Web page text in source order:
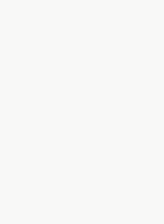
и из-за
их
машинку,